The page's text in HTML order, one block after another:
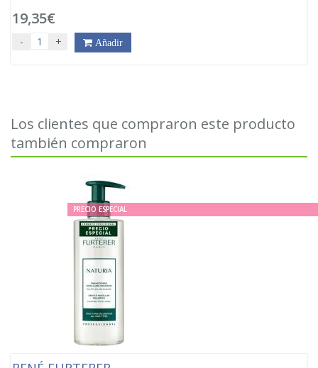
19,35€
- + Añadir
Los clientes que compraron este producto
también compraron
PRECIO ESPECIAL